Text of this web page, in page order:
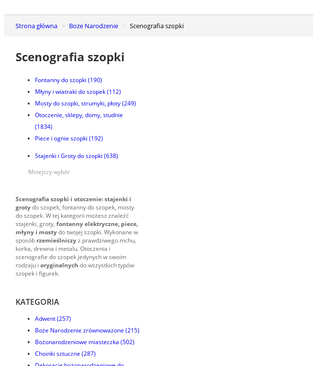
Strona główna Boże Narodzenie Scenografia szopki
Scenografia szopki
Fontanny do szopki (190)
Młyny i wiatraki do szopek(112)
Mosty do szopki, strumyki, płoty(249)
Otoczenie, sklepy, domy, studnie
(1834)
Piece i ognie szopki (192)
Stajenki i Groty do szopki (638)
Mniejszy wybór
Scenografia szopki i otoczenie: stajenki i
grotydo szopek, fontanny do szopek, mosty
do szopek. W tej kategorii możesz znaleźć
stajenki, groty, fontanny elektryczne, piece,
młyny i mostydo twojej szopki. Wykonane w
sposób rzemieślniczyz prawdziwego mchu,
korka, drewna i metalu. Otoczenia i
scenografie do szopek jedynych w swoim
rodzaju i oryginalnych do wszystkich typów
szopek i figurek.
KATEGORIA
Adwent(257)
Boże Narodzenie zrównoważone (215)
Bożonarodzeniowe miasteczka (502)
Choinki sztuczne (287)